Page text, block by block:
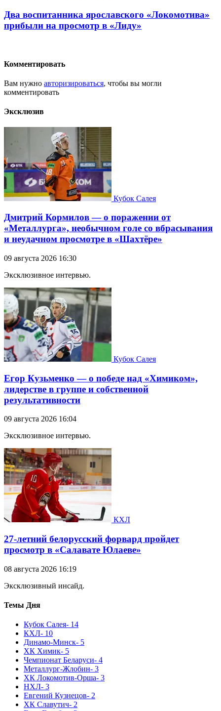
Два воспитанника ярославского «Локомотива»
прибыли на просмотр в «Лиду»
Комментировать
Вам нужно авторизироваться, чтобы вы могли
комментировать
Эксклюзив
Кубок Салея
Дмитрий Кормилов — о поражении от
«Металлурга», необычном голе со вбрасывания
и неудачном просмотре в «Шахтёре»
09 августа 2026 16:30
Эксклюзивное интервью.
Кубок Салея
Егор Кузьменко — о победе над «Химиком»,
лидерстве в группе и собственной
результативности
09 августа 2026 16:04
Эксклюзивное интервью.
КХЛ
27-летний белорусский форвард пройдет
просмотр в «Салавате Юлаеве»
08 августа 2026 16:19
Эксклюзивный инсайд.
Темы Дня
Кубок Салея- 14
КХЛ- 10
Динамо-Минск- 5
ХК Химик- 5
Чемпионат Беларуси- 4
Металлург-Жлобин- 3
ХК Локомотив-Орша- 3
НХЛ- 3
Евгений Кузнецов- 2
ХК Славутич- 2